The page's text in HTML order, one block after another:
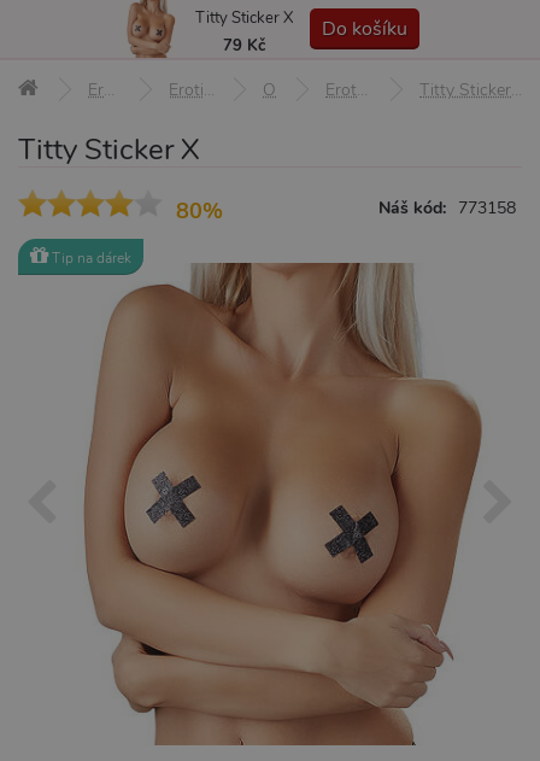
Erotické pomůcky Erotické prádlo a oblečení Erotické šperky a ozdoby Titty Sticker X
Titty Sticker X
80% Náš kód: 773158
Tip na dárek
Titty Sticker X
79 Kč
Do košíku